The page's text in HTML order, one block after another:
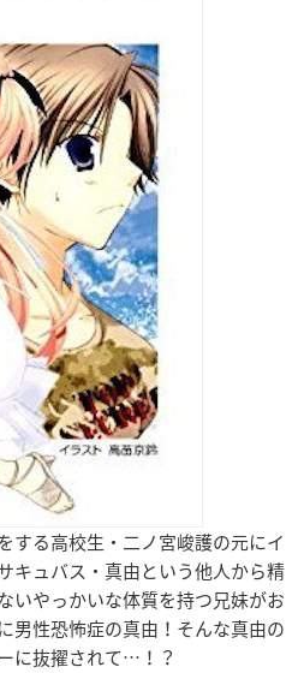
する高校生・二ノ宮峻護の元にイ
キュバス・真由という他人から精
いやっかいな体質を持つ兄妹がお
男性恐怖症の真由！そんな真由の
に抜擢されて…！？